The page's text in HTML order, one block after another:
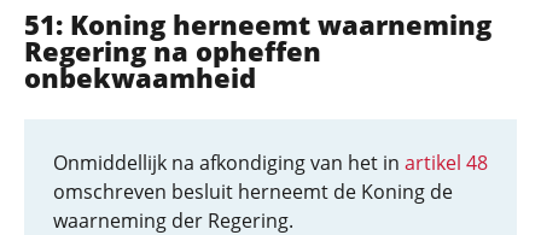
51: Koning herneemt waarneming
Regering na opheffen
onbekwaamheid
Onmiddellijk na afkondiging van het in artikel 48
omschreven besluit herneemt de Koning de
waarneming der Regering.